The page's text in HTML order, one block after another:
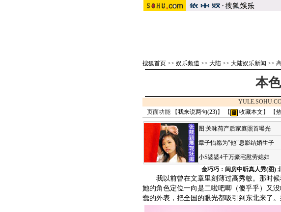
搜狐首页 >> 娱乐频道 >> 大陆 >> 大陆娱乐新闻 >>
本
页面功能 【我来说两句(23)】 【 收藏本文 】 【
图:关咏荷产后家庭照首曝光
章子怡愿为"他"息影结婚生子
小S婆婆4千万豪宅慰劳媳妇
金巧巧：闺房中听真人秀(图)
我以前曾在文章里刻薄过高秀敏。那时候
她的角色定位一向是二啦吧唧（傻乎乎）又
蠢的外表，把全国的眼光都吸引到东北来了。